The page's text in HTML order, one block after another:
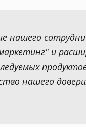
нашего
и
нашего